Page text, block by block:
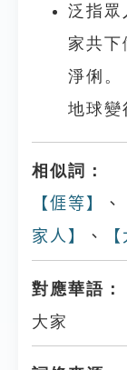
泛指眾
家共下
淨俐。
地球變
相似詞：
【𠊎等】
、
家人】
、
對應華語：
大家